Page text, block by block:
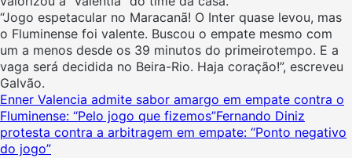
“Jogo espetacular no Maracanã! O Inter quase levou, mas
o Fluminense foi valente. Buscou o empate mesmo com
um a menos desde os 39 minutos do primeirotempo. E a
vaga será decidida no Beira-Rio. Haja coração!”, escreveu
Galvão.
Enner Valencia admite sabor amargo em empate contra o
Fluminense: “Pelo jogo que fizemos”Fernando Diniz
protesta contra a arbitragem em empate: “Ponto negativo
do jogo”